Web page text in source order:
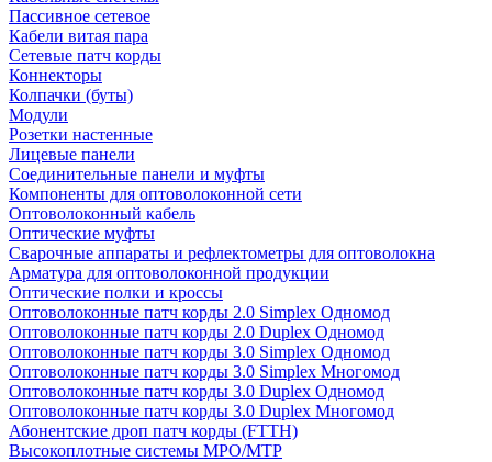
Пассивное сетевое
Кабели витая пара
Сетевые патч корды
Коннекторы
Колпачки (буты)
Модули
Розетки настенные
Лицевые панели
Соединительные панели и муфты
Компоненты для оптоволоконной сети
Оптоволоконный кабель
Оптические муфты
Сварочные аппараты и рефлектометры для оптоволокна
Арматура для оптоволоконной продукции
Оптические полки и кроссы
Оптоволоконные патч корды 2.0 Simplex Одномод
Оптоволоконные патч корды 2.0 Duplex Одномод
Оптоволоконные патч корды 3.0 Simplex Одномод
Оптоволоконные патч корды 3.0 Simplex Многомод
Оптоволоконные патч корды 3.0 Duplex Одномод
Оптоволоконные патч корды 3.0 Duplex Многомод
Абонентские дроп патч корды (FTTH)
Высокоплотные системы MPO/MTP